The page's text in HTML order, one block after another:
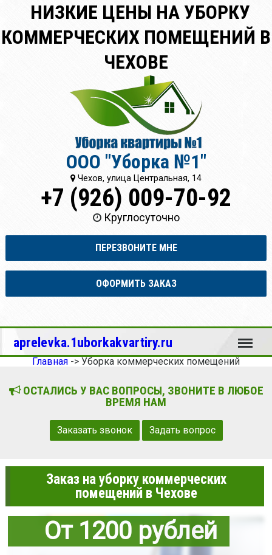
НИЗКИЕ ЦЕНЫ НА УБОРКУ
КОММЕРЧЕСКИХ ПОМЕЩЕНИЙ В
ЧЕХОВЕ
ООО "Уборка №1"
Чехов, улица Центральная, 14
+7 (926) 009-70-92
Круглосуточно
ПЕРЕЗВОНИТЕ МНЕ
ОФОРМИТЬ ЗАКАЗ
aprelevka.1uborkakvartiry.ru Меню
Главная -> Уборка коммерческих помещений
ОСТАЛИСЬ У ВАС ВОПРОСЫ, ЗВОНИТЕ В ЛЮБОЕ
ВРЕМЯ НАМ
Заказать звонок Задать вопрос
Заказ на уборку коммерческих
помещений в Чехове
От 1200 рублей